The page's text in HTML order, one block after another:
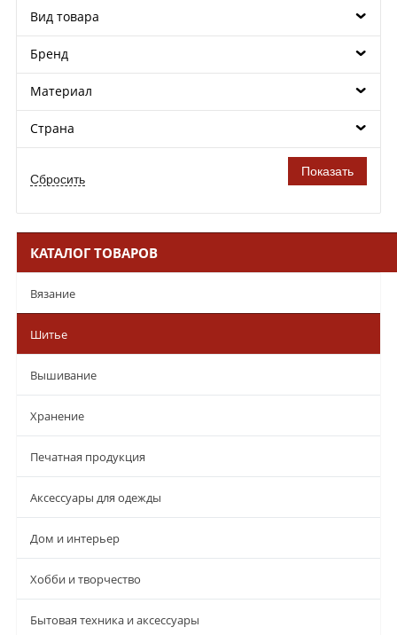
Вид товара
Бренд
Материал
Страна
КАТАЛОГ ТОВАРОВ
Вязание
Шитье
Вышивание
Хранение
Печатная продукция
Аксессуары для одежды
Дом и интерьер
Хобби и творчество
Бытовая техника и аксессуары